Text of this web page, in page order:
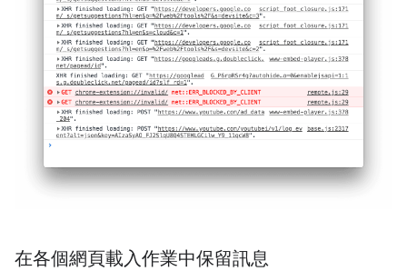
在各個網頁載入作業中保留訊息